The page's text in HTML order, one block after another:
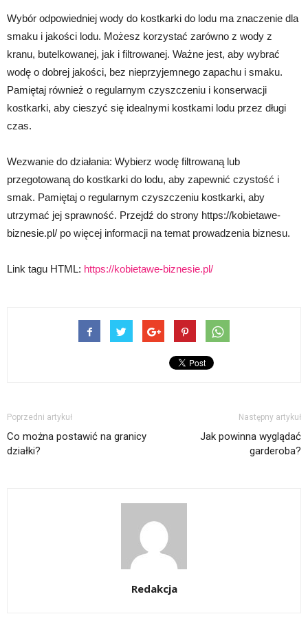
Wybór odpowiedniej wody do kostkarki do lodu ma znaczenie dla
smaku i jakości lodu. Możesz korzystać zarówno z wody z
kranu, butelkowanej, jak i filtrowanej. Ważne jest, aby wybrać
wodę o dobrej jakości, bez nieprzyjemnego zapachu i smaku.
Pamiętaj również o regularnym czyszczeniu i konserwacji
kostkarki, aby cieszyć się idealnymi kostkami lodu przez długi
czas.
Wezwanie do działania: Wybierz wodę filtrowaną lub
przegotowaną do kostkarki do lodu, aby zapewnić czystość i
smak. Pamiętaj o regularnym czyszczeniu kostkarki, aby
utrzymać jej sprawność. Przejdź do strony https://kobietawe-
biznesie.pl/ po więcej informacji na temat prowadzenia biznesu.
Link tagu HTML: https://kobietawe-biznesie.pl/
Poprzedni artykuł
Co można postawić na granicy
działki?
Następny artykuł
Jak powinna wyglądać
garderoba?
Redakcja